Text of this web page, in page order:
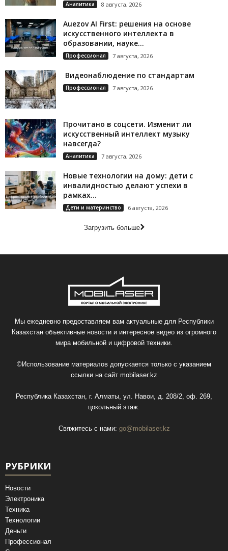
Аналитика 8 августа, 2026
Auezov AI First: решения на основе
искусственного интеллекта в
образовании, науке...
Профессионал 7 августа, 2026
Видеонаблюдение по стандартам
Профессионал 7 августа, 2026
Прочитано в соцсети. Изменит ли
искусственный интеллект музыку
навсегда?
Аналитика 7 августа, 2026
Новые технологии на дому: дети с
инвалидностью делают успехи в
рамках...
Дети и материнство 6 августа, 2026
Загрузить больше
Мы ежедневно предоставляем вам актуальные для Республики
Казахстан объективные новости и интересное видео из огромного
мира мобильной и цифровой техники.
©Использование материалов допускается только с указанием
ссылки на сайт mobilaser.kz
Республика Казахстан, г. Алматы, ул. Навои, д. 208/2, оф. 269,
цокольный этаж.
Свяжитесь с нами: go@mobilaser.kz
РУБРИКИ
Новости
Электроника
Техника
Технологии
Деньги
Профессионал